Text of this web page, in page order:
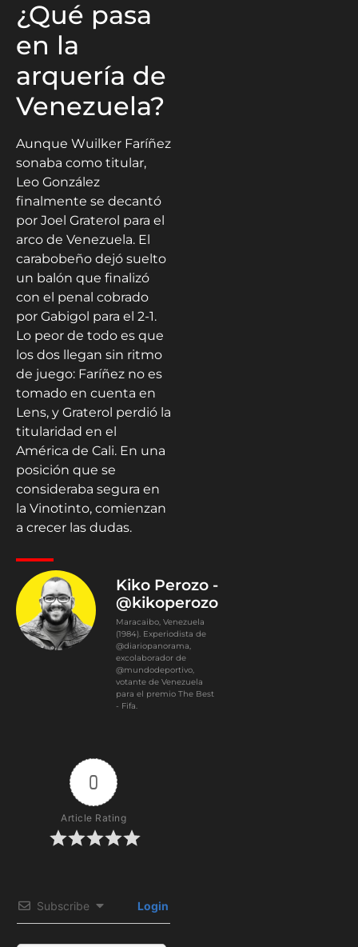
¿Qué pasa
en la
arquería de
Venezuela?
Aunque Wuilker Faríñez
sonaba como titular,
Leo González
finalmente se decantó
por Joel Graterol para el
arco de Venezuela. El
carabobeño dejó suelto
un balón que finalizó
con el penal cobrado
por Gabigol para el 2-1.
Lo peor de todo es que
los dos llegan sin ritmo
de juego: Faríñez no es
tomado en cuenta en
Lens, y Graterol perdió la
titularidad en el
América de Cali. En una
posición que se
consideraba segura en
la Vinotinto, comienzan
a crecer las dudas.
Kiko Perozo -
@kikoperozo
Maracaibo, Venezuela
(1984). Experiodista de
@diariopanorama,
excolaborador de
@mundodeportivo,
votante de Venezuela
para el premio The Best
- Fifa.
0
Article Rating
Subscribe Login